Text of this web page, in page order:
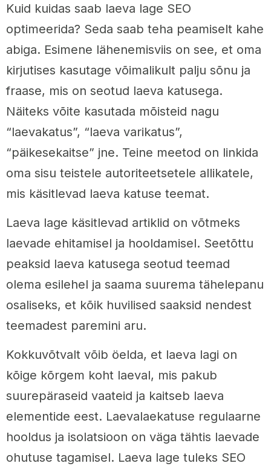
Kuid kuidas saab laeva lage SEO
optimeerida? Seda saab teha peamiselt kahe
abiga. Esimene lähenemisviis on see, et oma
kirjutises kasutage võimalikult palju sõnu ja
fraase, mis on seotud laeva katusega.
Näiteks võite kasutada mõisteid nagu
“laevakatus”, “laeva varikatus”,
“päikesekaitse” jne. Teine meetod on linkida
oma sisu teistele autoriteetsetele allikatele,
mis käsitlevad laeva katuse teemat.
Laeva lage käsitlevad artiklid on võtmeks
laevade ehitamisel ja hooldamisel. Seetõttu
peaksid laeva katusega seotud teemad
olema esilehel ja saama suurema tähelepanu
osaliseks, et kõik huvilised saaksid nendest
teemadest paremini aru.
Kokkuvõtvalt võib öelda, et laeva lagi on
kõige kõrgem koht laeval, mis pakub
suurepäraseid vaateid ja kaitseb laeva
elementide eest. Laevalaekatuse regulaarne
hooldus ja isolatsioon on väga tähtis laevade
ohutuse tagamisel. Laeva lage tuleks SEO